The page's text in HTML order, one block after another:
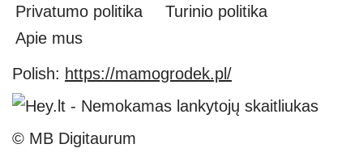
Privatumo politika
Turinio politika
Apie mus
Polish: https://mamogrodek.pl/
© MB Digitaurum